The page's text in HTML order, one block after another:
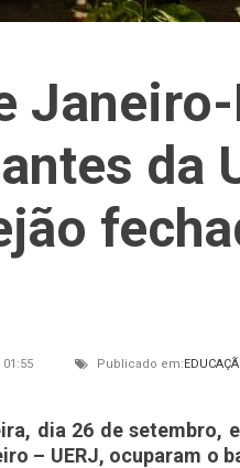
da
Publicado em:
dia 26 de setembro,
– UERJ, ocuparam o